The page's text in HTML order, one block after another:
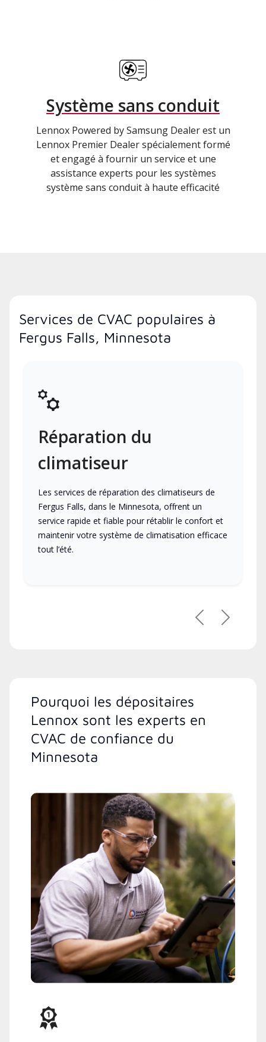
Système sans conduit
Lennox Powered by Samsung Dealer est un
Lennox Premier Dealer spécialement formé
et engagé à fournir un service et une
assistance experts pour les systèmes
système sans conduit à haute efficacité
Services de CVAC populaires à
Fergus Falls, Minnesota
Réparation du
climatiseur
Les services de réparation des climatiseurs de
Fergus Falls, dans le Minnesota, offrent un
service rapide et fiable pour rétablir le confort et
maintenir votre système de climatisation efficace
tout l’été.
PrécédentSuivant
Pourquoi les dépositaires
Lennox sont les experts en
CVAC de confiance du
Minnesota